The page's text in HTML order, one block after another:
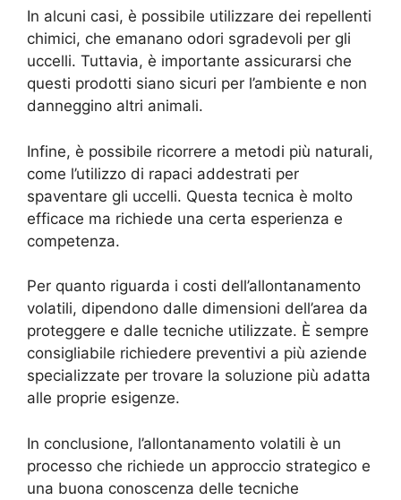
In alcuni casi, è possibile utilizzare dei repellenti
chimici, che emanano odori sgradevoli per gli
uccelli. Tuttavia, è importante assicurarsi che
questi prodotti siano sicuri per l’ambiente e non
danneggino altri animali.
Infine, è possibile ricorrere a metodi più naturali,
come l’utilizzo di rapaci addestrati per
spaventare gli uccelli. Questa tecnica è molto
efficace ma richiede una certa esperienza e
competenza.
Per quanto riguarda i costi dell’allontanamento
volatili, dipendono dalle dimensioni dell’area da
proteggere e dalle tecniche utilizzate. È sempre
consigliabile richiedere preventivi a più aziende
specializzate per trovare la soluzione più adatta
alle proprie esigenze.
In conclusione, l’allontanamento volatili è un
processo che richiede un approccio strategico e
una buona conoscenza delle tecniche